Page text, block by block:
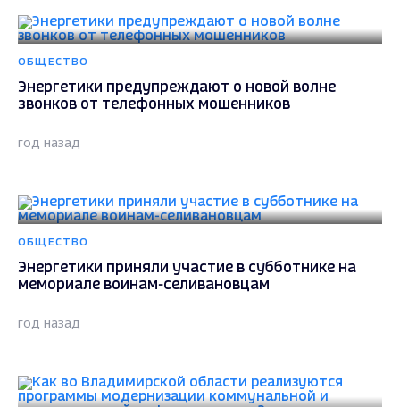
ОБЩЕСТВО
Энергетики предупреждают о новой волне
звонков от телефонных мошенников
год назад
ОБЩЕСТВО
Энергетики приняли участие в субботнике на
мемориале воинам-селивановцам
год назад